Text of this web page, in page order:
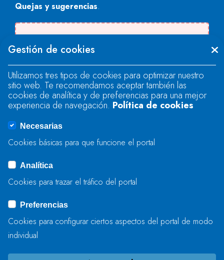
Quejas y sugerencias.
"text" field.
There was an error when loading the
"text" field.
There was an error when loading the
ENVIAR
Gestión de cookies
Utilizamos tres tipos de cookies para optimizar nuestro
sitio web. Te recomendamos aceptar también las
cookies de analítica y de preferencias para una mejor
experiencia de navegación. Política de cookies
Necesarias
Cookies básicas para que funcione el portal
Analítica
Cookies para trazar el tráfico del portal
Preferencias
Cookies para configurar ciertos aspectos del portal de modo
individual